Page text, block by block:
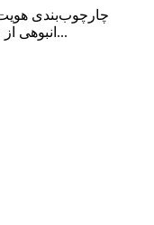
چارچوب‌بندی
انبوهی از عکس‌های لحظه‌ای، به‌روزرسانی‌های گذرا...